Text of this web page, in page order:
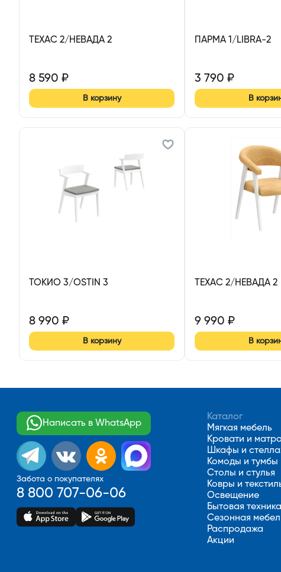
ТЕХАС 2/НЕВАДА 2
8 590 ₽
В корзину
ПАРМА 1/LIBRA-2
3 790 ₽
В
ТОКИО 3/OSTIN 3
8 990 ₽
В корзину
ТЕХАС 2/НЕВАДА 2
9 990 ₽
В
Написать в WhatsApp
Забота о покупателях
8 800 707-06-06
Каталог
Мягкая мебель
Кровати и
Шкафы и
Комоды и тумбы
Столы и стулья
Ковры и
Освещение
Бытовая техника
Сезонная
Распродажа
Акции